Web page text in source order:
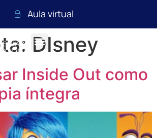
Aula virtual
DIsney
Inside Out como
íntegra